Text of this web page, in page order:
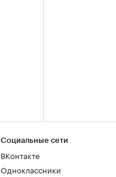
Социальные сети
ВКонтакте
Одноклассники